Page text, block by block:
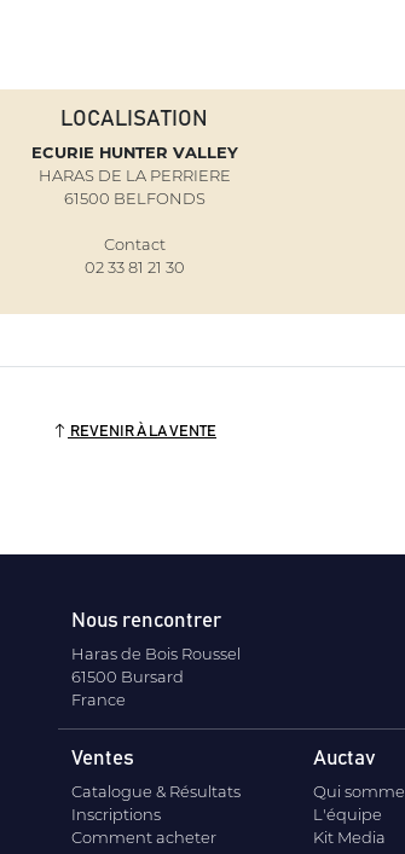
LOCALISATION
ECURIE HUNTER VALLEY
HARAS DE LA PERRIERE
61500 BELFONDS
Contact
02 33 81 21 30
REVENIR À LA VENTE
Nous rencontrer
Haras de Bois Roussel
61500 Bursard
France
Ventes
Catalogue & Résultats
Inscriptions
Comment acheter
Auctav
Qui
L'équipe
Kit Media